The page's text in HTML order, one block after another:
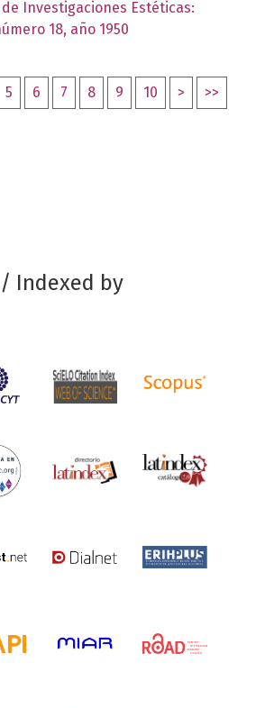
Investigaciones Estéticas:
18, año 1950
5 6 7 8 9 10 > >>
Indexed by